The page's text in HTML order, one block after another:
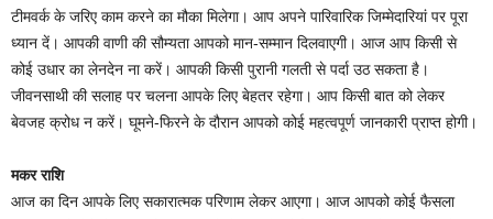
टीमवर्क के जरिए काम करने का मौका मिलेगा। आप अपने पारिवारिक जिम्मेदारियां पर पूरा
ध्यान दें। आपकी वाणी की सौम्यता आपको मान-सम्मान दिलवाएगी। आज आप किसी से
कोई उधार का लेनदेन ना करें। आपकी किसी पुरानी गलती से पर्दा उठ सकता है।
जीवनसाथी की सलाह पर चलना आपके लिए बेहतर रहेगा। आप किसी बात को लेकर
बेवजह क्रोध न करें। घूमने-फिरने के दौरान आपको कोई महत्वपूर्ण जानकारी प्राप्त होगी।
मकर राशि
आज का दिन आपके लिए सकारात्मक परिणाम लेकर आएगा। आज आपको कोई फैसला